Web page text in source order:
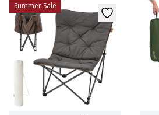
Summer Sale